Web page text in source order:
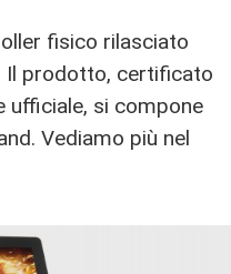
fisico rilasciato
Il prodotto, certificato
ufficiale, si compone
Vediamo più nel